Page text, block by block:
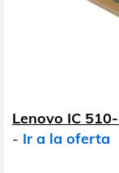
Lenovo IC
- Ir a la oferta